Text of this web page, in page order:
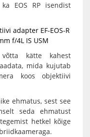
EOS RP isendist
adapter EF-EOS-R
f/4L IS USM
kätte kahest
mida kujutab
koos objektiivi
ehmatus, sest see
seda ehmatust
hetkel kõige